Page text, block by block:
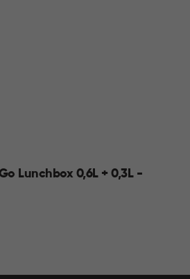
Lunchbox 0,6L + 0,3L -